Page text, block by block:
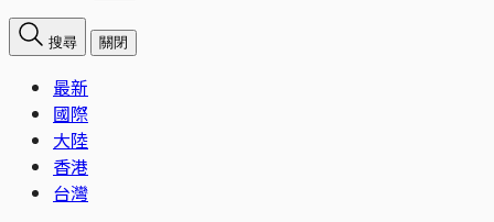
搜尋 關閉
最新
國際
大陸
香港
台灣